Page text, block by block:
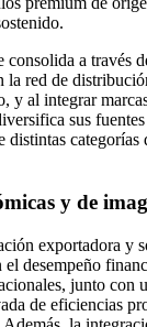
consolida a través
la red de
y al integrar
sus
categorías
y de
exportadora y
desempeño
junto con
de eficiencias